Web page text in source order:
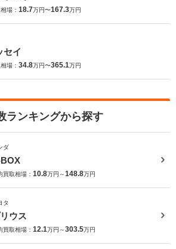
場： 18.7万円〜167.3万円
セイ
場： 34.8万円〜365.1万円
ランキングから探す
ダ
買取相場： 10.8万円～148.8万円
タ
ウス
買取相場： 12.1万円～303.5万円